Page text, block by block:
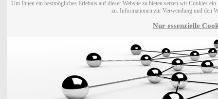
Um Ihnen ein bestmögliches Erlebnis auf dieser Website zu bieten setzen wir Cookies
zu. Informationen zur Verwendung und den
Nur essenzielle